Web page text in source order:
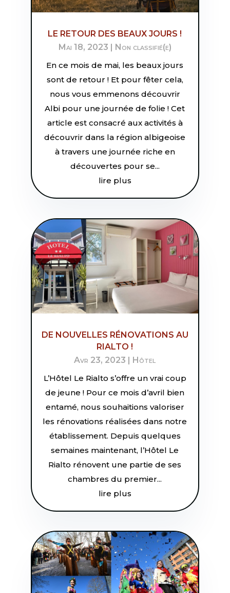
LE RETOUR DES BEAUX JOURS !
Mai 18, 2023 | Non classifié(e)
En ce mois de mai, les beaux jours
sont de retour ! Et pour fêter cela,
nous vous emmenons découvrir
Albi pour une journée de folie ! Cet
article est consacré aux activités à
découvrir dans la région albigeoise
à travers une journée riche en
découvertes pour se...
lire plus
DE NOUVELLES RÉNOVATIONS AU
RIALTO !
Avr 23, 2023 | Hôtel
L’Hôtel Le Rialto s’offre un vrai coup
de jeune ! Pour ce mois d’avril bien
entamé, nous souhaitions valoriser
les rénovations réalisées dans notre
établissement. Depuis quelques
semaines maintenant, l’Hôtel Le
Rialto rénovent une partie de ses
chambres du premier...
lire plus